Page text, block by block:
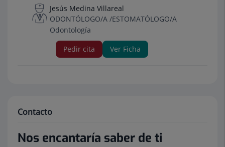
Jesús Medina Villareal
ODONTÓLOGO/A /ESTOMATÓLOGO/A
Odontología
Pedir cita
Ver Ficha
Contacto
Nos encantaría saber de ti